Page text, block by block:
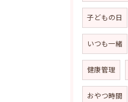
子どもの日
いつも一緒
健康管理
おやつ時間